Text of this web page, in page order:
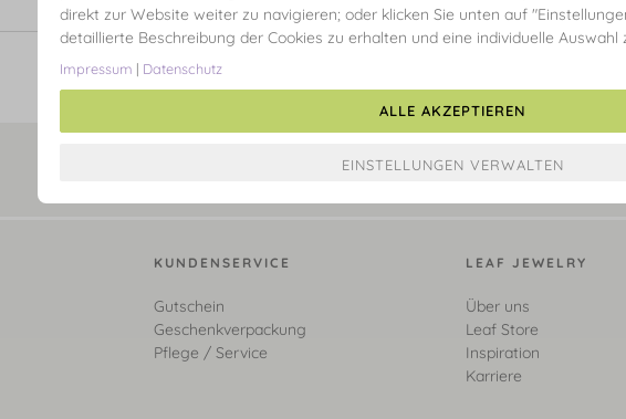
KUNDENSERVICE
Gutschein
Geschenkverpackung
Pflege / Service
LEAF JEWELRY
Über uns
Leaf Store
Inspiration
Karriere
direkt zur Website weiter zu navigieren; oder klicken Sie unten auf
detaillierte Beschreibung der Cookies zu erhalten und eine individuelle Auswahl
Impressum | Datenschutz
ALLE AKZEPTIEREN